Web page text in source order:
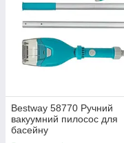
Bestway 58770 Ручний
вакуумний пилосос для
басейну